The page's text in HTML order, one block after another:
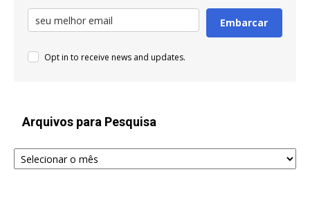
Embarcar
Opt in to receive news and updates.
Arquivos para Pesquisa
Arquivos
para